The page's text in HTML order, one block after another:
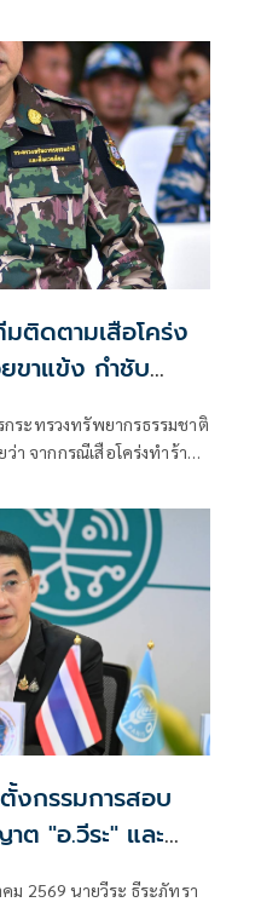
จังหวัดชลบุรี อย่างใกล้ชิด
พิษและสุขภาพของ
บคุมมลพิษ (คพ.) บูรณาการ
การระงับเหตุ ตรวจสอบ
ถึงแจ้งเตือนประชาชนอย่าง
ลาย
มติดตามเสือโคร่ง
ยขาแข้ง กำชับ
ยขั้นสูงสุด หลัง
คืบหน้ากรณีเจ้า
ระทรวงทรัพยากรธรรมชาติ
า จากกรณีเสือโคร่งทำร้าย
างใกล้ชิด พร้อมแสดงความ
พื้นที่ และได้กำชับให้หน่วย
ยขั้นสูงสุดในการปฏิบัติ
บัติงาน
งกรรมการสอบ
ต "อ.วีระ" และ
กรมฯหรือไม่
ม 2569 นายวีระ ธีระภัทรา